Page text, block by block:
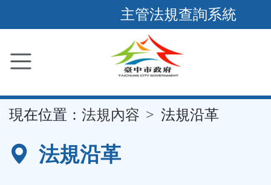
到
要
容
區
主管法規查詢系統
現在位置： 法規內容 法規沿革
法規沿革